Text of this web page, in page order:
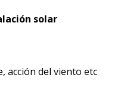
solar
acción del viento etc